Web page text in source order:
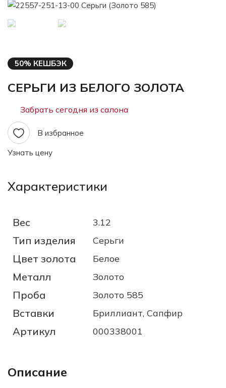
50% КЕШБЭК
СЕРЬГИ ИЗ БЕЛОГО ЗОЛОТА
Забрать сегодня из салона
В избранное
Узнать цену
Характеристики
Вес 3.12
Тип изделия Серьги
Цвет золота Белое
Металл Золото
Проба Золото 585
Вставки Бриллиант, Сапфир
Артикул 000338001
Описание